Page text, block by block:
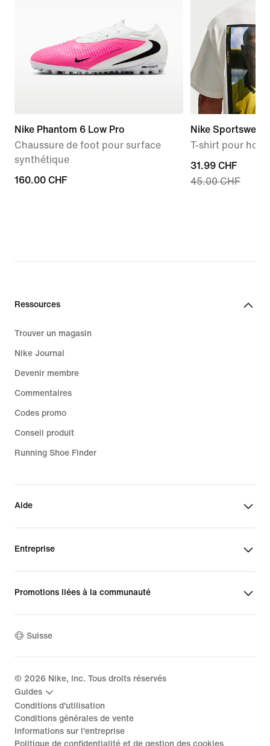
Nike Phantom 6 Low Pro
Chaussure de foot pour surface
synthétique
160.00 CHF
160.00 CHF
Nike Sportswear
T-shirt pour
current
price
31.99 CHF
45.00 CHF
Ressources
Trouver un magasin
Nike Journal
Devenir membre
Commentaires
Codes promo
Conseil produit
Running Shoe Finder
Aide
Entreprise
Promotions liées à la communauté
Suisse
© 2026 Nike, Inc. Tous droits réservés
Guides
Conditions d'utilisation
Conditions générales de vente
Informations sur l'entreprise
Politique de confidentialité et de gestion des cookies